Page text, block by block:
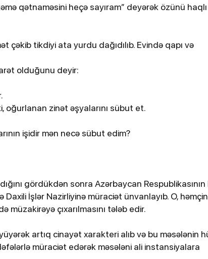
qətnaməsini heçə sayıram” deyərək özünü haqlı
çəkib tikdiyi ata yurdu dağıdılıb. Evində qapı və
olduğunu deyir:
oğurlanan zinət əşyalarını sübut et.
işidir mən necə sübut edim?
gördükdən sonra Azərbaycan Respublikasının
İşlər Nazirliyinə müraciət ünvanlayıb. O,
çıxarılmasını tələb edir.
artıq cinayət xarakteri alıb və bu məsələnin
müraciət edərək məsələni ali instansiyalara